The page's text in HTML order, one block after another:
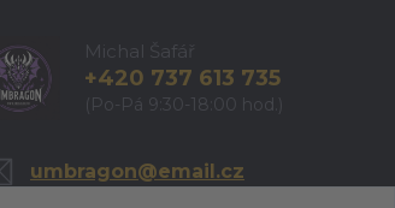
Michal Šafář
+420 737 613 735
(Po-Pá 9:30-18:00 hod.)
umbragon@email.cz